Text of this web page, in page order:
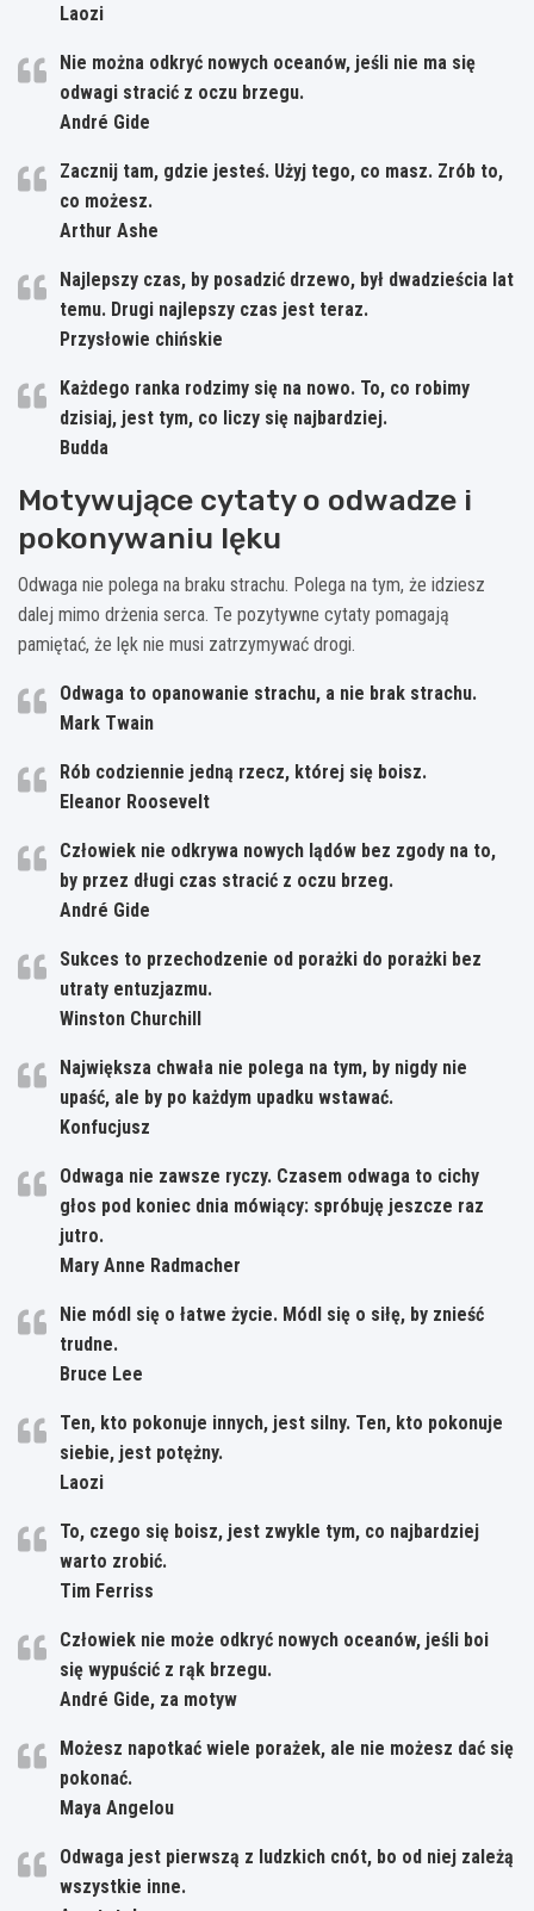
Laozi
Nie można odkryć nowych oceanów, jeśli nie ma się
odwagi stracić z oczu brzegu.
André Gide
Zacznij tam, gdzie jesteś. Użyj tego, co masz. Zrób to,
co możesz.
Arthur Ashe
Najlepszy czas, by posadzić drzewo, był dwadzieścia lat
temu. Drugi najlepszy czas jest teraz.
Przysłowie chińskie
Każdego ranka rodzimy się na nowo. To, co robimy
dzisiaj, jest tym, co liczy się najbardziej.
Budda
Motywujące cytaty o odwadze i
pokonywaniu lęku
Odwaga nie polega na braku strachu. Polega na tym, że idziesz
dalej mimo drżenia serca. Te pozytywne cytaty pomagają
pamiętać, że lęk nie musi zatrzymywać drogi.
Odwaga to opanowanie strachu, a nie brak strachu.
Mark Twain
Rób codziennie jedną rzecz, której się boisz.
Eleanor Roosevelt
Człowiek nie odkrywa nowych lądów bez zgody na to,
by przez długi czas stracić z oczu brzeg.
André Gide
Sukces to przechodzenie od porażki do porażki bez
utraty entuzjazmu.
Winston Churchill
Największa chwała nie polega na tym, by nigdy nie
upaść, ale by po każdym upadku wstawać.
Konfucjusz
Odwaga nie zawsze ryczy. Czasem odwaga to cichy
głos pod koniec dnia mówiący: spróbuję jeszcze raz
jutro.
Mary Anne Radmacher
Nie módl się o łatwe życie. Módl się o siłę, by znieść
trudne.
Bruce Lee
Ten, kto pokonuje innych, jest silny. Ten, kto pokonuje
siebie, jest potężny.
Laozi
To, czego się boisz, jest zwykle tym, co najbardziej
warto zrobić.
Tim Ferriss
Człowiek nie może odkryć nowych oceanów, jeśli boi
się wypuścić z rąk brzegu.
André Gide, za motyw
Możesz napotkać wiele porażek, ale nie możesz dać się
pokonać.
Maya Angelou
Odwaga jest pierwszą z ludzkich cnót, bo od niej zależą
wszystkie inne.